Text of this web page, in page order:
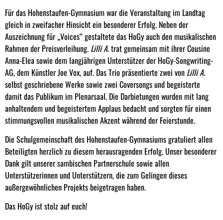
Für das Hohenstaufen-Gymnasium war die Veranstaltung im Landtag
gleich in zweifacher Hinsicht ein besonderer Erfolg. Neben der
Auszeichnung für „Voices“ gestaltete das HoGy auch den musikalischen
Rahmen der Preisverleihung. Lilli A.trat gemeinsam mit ihrer Cousine
Anna-Elea sowie dem langjährigen Unterstützer der HoGy-Songwriting-
AG, dem Künstler Joe Vox, auf. Das Trio präsentierte zwei von Lilli A.
selbst geschriebene Werke sowie zwei Coversongs und begeisterte
damit das Publikum im Plenarsaal. Die Darbietungen wurden mit lang
anhaltendem und begeistertem Applaus bedacht und sorgten für einen
stimmungsvollen musikalischen Akzent während der Feierstunde.
Die Schulgemeinschaft des Hohenstaufen-Gymnasiums gratuliert allen
Beteiligten herzlich zu diesem herausragenden Erfolg. Unser besonderer
Dank gilt unserer sambischen Partnerschule sowie allen
Unterstützerinnen und Unterstützern, die zum Gelingen dieses
außergewöhnlichen Projekts beigetragen haben.
Das HoGy ist stolz auf euch!